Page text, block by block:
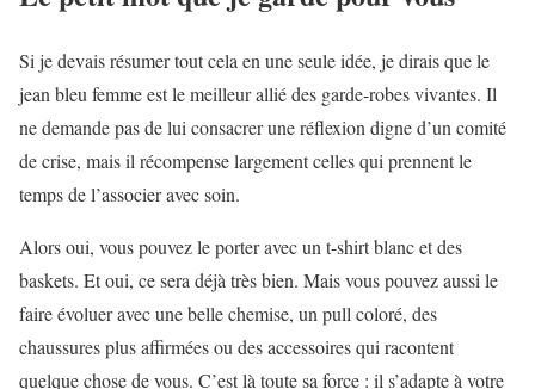
Si je devais résumer tout cela en une seule idée, je dirais que le
jean bleu femme est le meilleur allié des garde-robes vivantes. Il
ne demande pas de lui consacrer une réflexion digne d’un comité
de crise, mais il récompense largement celles qui prennent le
temps de l’associer avec soin.
Alors oui, vous pouvez le porter avec un t-shirt blanc et des
baskets. Et oui, ce sera déjà très bien. Mais vous pouvez aussi le
faire évoluer avec une belle chemise, un pull coloré, des
chaussures plus affirmées ou des accessoires qui racontent
quelque chose de vous. C’est là toute sa force : il s’adapte à votre